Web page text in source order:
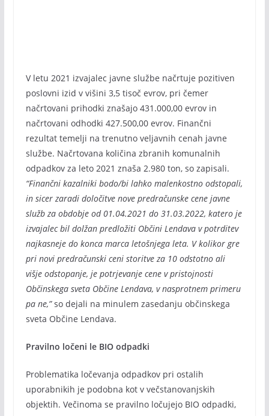
V letu 2021 izvajalec javne službe načrtuje pozitiven
poslovni izid v višini 3,5 tisoč evrov, pri čemer
načrtovani prihodki znašajo 431.000,00 evrov in
načrtovani odhodki 427.500,00 evrov. Finančni
rezultat temelji na trenutno veljavnih cenah javne
službe. Načrtovana količina zbranih komunalnih
odpadkov za leto 2021 znaša 2.980 ton, so zapisali.
“Finančni kazalniki bodo/bi lahko malenkostno odstopali,
in sicer zaradi določitve nove predračunske cene javne
služb za obdobje od 01.04.2021 do 31.03.2022, katero je
izvajalec bil dolžan predložiti Občini Lendava v potrditev
najkasneje do konca marca letošnjega leta. V kolikor gre
pri novi predračunski ceni storitve za 10 odstotno ali
višje odstopanje, je potrjevanje cene v pristojnosti
Občinskega sveta Občine Lendava, v nasprotnem primeru
pa ne,”so dejali na minulem zasedanju občinskega
sveta Občine Lendava.
Pravilno ločeni le BIO odpadki
Problematika ločevanja odpadkov pri ostalih
uporabnikih je podobna kot v večstanovanjskih
objektih. Večinoma se pravilno ločujejo BIO odpadki,